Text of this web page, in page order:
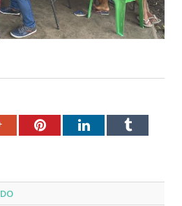
Google+PinterestLinkedInTumblr